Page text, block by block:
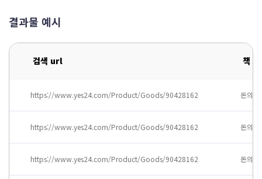
결과물 예시
검색 url 책
https://www.yes24.com/Product/Goods/90428162 돈의
https://www.yes24.com/Product/Goods/90428162 돈의
https://www.yes24.com/Product/Goods/90428162 돈의